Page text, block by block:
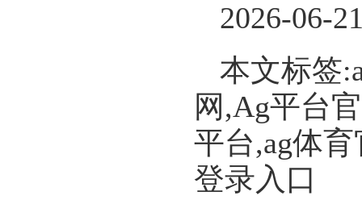
2026-06-
本文标签
网,Ag平台
平台,ag体
登录入口